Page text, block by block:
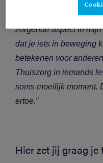
gevarieerd
zorgende aspect in
dat je iets in beweging
betekenen voor
Thuiszorg in iemands
soms moeilijk moment.
ertoe.”
Hier zet jij graag je